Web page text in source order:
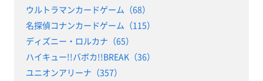
ウルトラマンカードゲーム（68）
名探偵コナンカードゲーム（115）
ディズニー・ロルカナ（65）
ハイキュー!!バボカ!!BREAK（36）
ユニオンアリーナ（357）